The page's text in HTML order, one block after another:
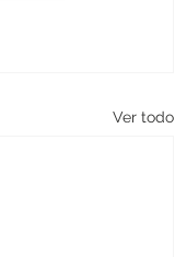
Ver todo